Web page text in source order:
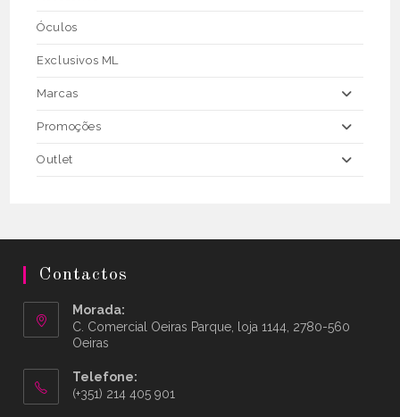
Óculos
Exclusivos ML
Marcas
Promoções
Outlet
Contactos
Morada:
C. Comercial Oeiras Parque, loja 1144, 2780-560
Oeiras
Telefone:
(+351) 214 405 901